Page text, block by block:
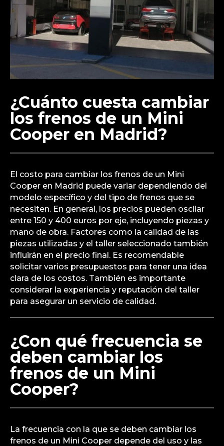
¿Cuánto cuesta cambiar
los frenos de un Mini
Cooper en Madrid?
El costo para cambiar los frenos de un Mini
Cooper en Madrid puede variar dependiendo del
modelo específico y del tipo de frenos que se
necesiten. En general, los precios pueden oscilar
entre 150 y 400 euros por eje, incluyendo piezas y
mano de obra. Factores como la calidad de las
piezas utilizadas y el taller seleccionado también
influirán en el precio final. Es recomendable
solicitar varios presupuestos para tener una idea
clara de los costos. También es importante
considerar la experiencia y reputación del taller
para asegurar un servicio de calidad.
¿Con qué frecuencia se
deben cambiar los
frenos de un Mini
Cooper?
La frecuencia con la que se deben cambiar los
frenos de un Mini Cooper depende del uso y las